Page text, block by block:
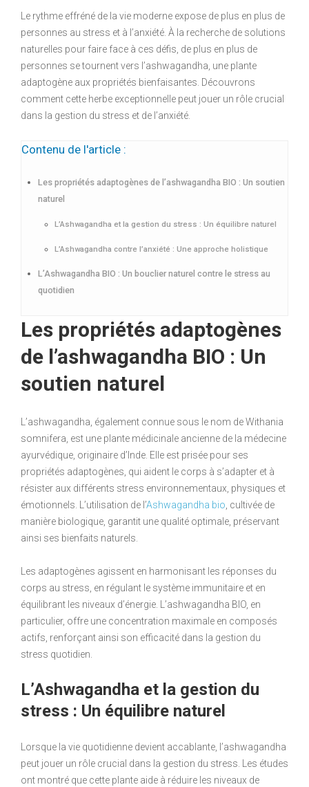
Le rythme effréné de la vie moderne expose de plus en plus de
personnes au stress et à l’anxiété. À la recherche de solutions
naturelles pour faire face à ces défis, de plus en plus de
personnes se tournent vers l’ashwagandha, une plante
adaptogène aux propriétés bienfaisantes. Découvrons
comment cette herbe exceptionnelle peut jouer un rôle crucial
dans la gestion du stress et de l’anxiété.
Contenu de l'article :
Les propriétés adaptogènes de l’ashwagandha BIO : Un soutien
naturel
L’Ashwagandha et la gestion du stress : Un équilibre naturel
L’Ashwagandha contre l’anxiété : Une approche holistique
L’Ashwagandha BIO : Un bouclier naturel contre le stress au
quotidien
Les propriétés adaptogènes
de l’ashwagandha BIO : Un
soutien naturel
L’ashwagandha, également connue sous le nom de Withania
somnifera, est une plante médicinale ancienne de la médecine
ayurvédique, originaire d’Inde. Elle est prisée pour ses
propriétés adaptogènes, qui aident le corps à s’adapter et à
résister aux différents stress environnementaux, physiques et
émotionnels. L’utilisation de l’Ashwagandha bio, cultivée de
manière biologique, garantit une qualité optimale, préservant
ainsi ses bienfaits naturels.
Les adaptogènes agissent en harmonisant les réponses du
corps au stress, en régulant le système immunitaire et en
équilibrant les niveaux d’énergie. L’ashwagandha BIO, en
particulier, offre une concentration maximale en composés
actifs, renforçant ainsi son efficacité dans la gestion du
stress quotidien.
L’Ashwagandha et la gestion du
stress : Un équilibre naturel
Lorsque la vie quotidienne devient accablante, l’ashwagandha
peut jouer un rôle crucial dans la gestion du stress. Les études
ont montré que cette plante aide à réduire les niveaux de